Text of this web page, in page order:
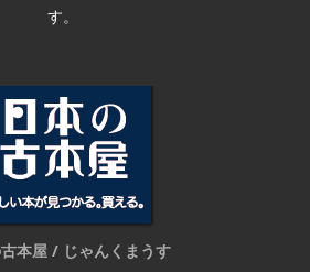
す。
本屋 / じゃんくまうす